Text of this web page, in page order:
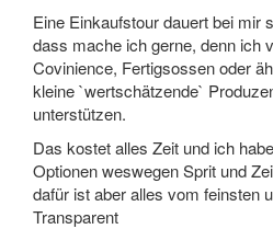
Eine Einkaufstour dauert bei mir
dass mache ich gerne, denn ich
Covinience, Fertigsossen oder
kleine `wertschätzende`
unterstützen.
Das kostet alles Zeit und ich
Optionen weswegen Sprit und
dafür ist aber alles vom feinsten
Transparent